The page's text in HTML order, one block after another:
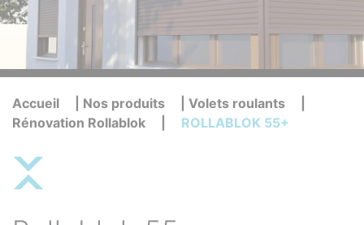
Accueil Nos produits Volets roulants
Rénovation Rollablok
ROLLABLOK 55+